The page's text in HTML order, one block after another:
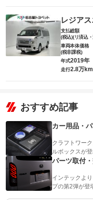
レジア
支払総額
(税込)(リ済込
車両本体価格
(税非課税)
年式2019年
走行2.8万km
おすすめ記事
カー用品・
クラフトワー
ルボックスが
パーツ取付
インテックよ
プの第2弾が登